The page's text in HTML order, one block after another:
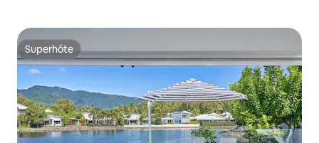
Superhôte
Superhôte